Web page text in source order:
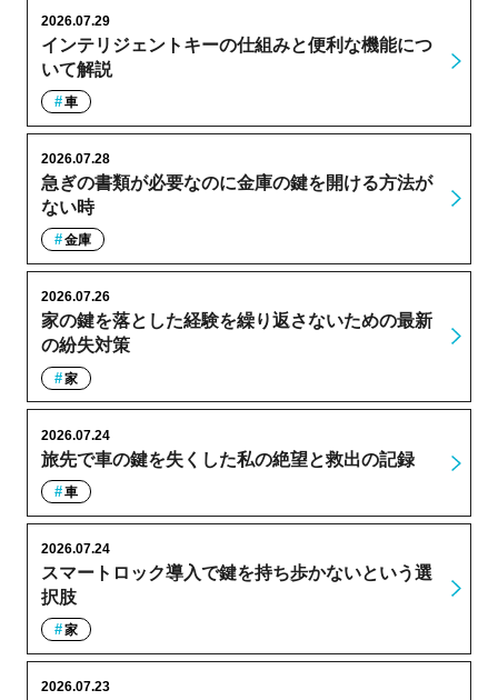
インテリジェントキーの仕組みと便利な機能につ
いて解説
2026.07.29
車
急ぎの書類が必要なのに金庫の鍵を開ける方法が
ない時
2026.07.28
金庫
家の鍵を落とした経験を繰り返さないための最新
の紛失対策
2026.07.26
家
旅先で車の鍵を失くした私の絶望と救出の記録
2026.07.24
車
スマートロック導入で鍵を持ち歩かないという選
択肢
2026.07.24
家
2026.07.23